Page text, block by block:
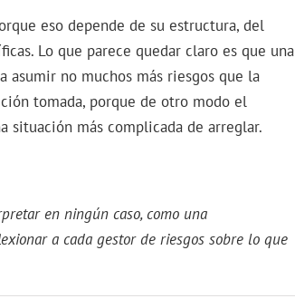
eso depende de su estructura, del
Lo que parece quedar claro es que una
asumir no muchos más riesgos que la
tomada, porque de otro modo el
situación más complicada de arreglar.
en ningún caso, como una
a cada gestor de riesgos sobre lo que